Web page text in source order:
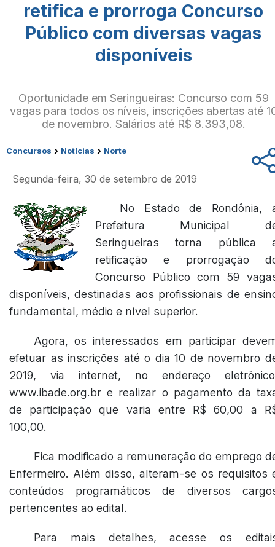
retifica e prorroga Concurso
Público com diversas vagas
disponíveis
Oportunidade em Seringueiras: Concurso com 59
vagas para todos os níveis, inscrições abertas até
de novembro. Salários até R$ 8.393,08.
Concursos › Notícias › Norte
Segunda-feira, 30 de setembro de 2019
No Estado de Rondônia,
Prefeitura Municipal
Seringueiras torna pública
retificação e prorrogação
Concurso Público com 59
disponíveis, destinadas aos profissionais de
fundamental, médio e nível superior.
Agora, os interessados em participar
efetuar as inscrições até o dia 10 de novembro
2019, via internet, no endereço
www.ibade.org.br e realizar o pagamento da
de participação que varia entre R$ 60,00 a
100,00.
Fica modificado a remuneração do emprego
Enfermeiro. Além disso, alteram-se os requisitos
conteúdos programáticos de diversos
pertencentes ao edital.
Para mais detalhes, acesse os